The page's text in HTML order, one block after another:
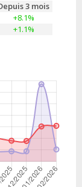
3 mois
+8.1%
+1.1%